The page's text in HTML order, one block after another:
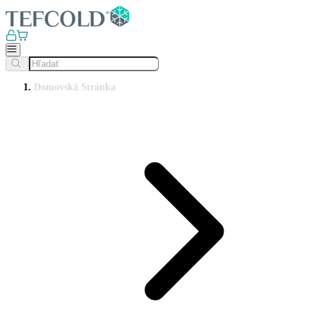
Domovská Stránka